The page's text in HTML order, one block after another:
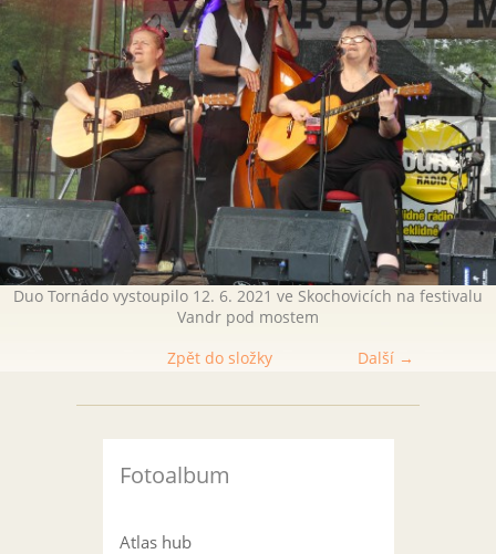
Duo Tornádo vystoupilo 12. 6. 2021 ve Skochovicích na festivalu
Vandr pod mostem
Další →
Zpět do složky
Fotoalbum
Atlas hub